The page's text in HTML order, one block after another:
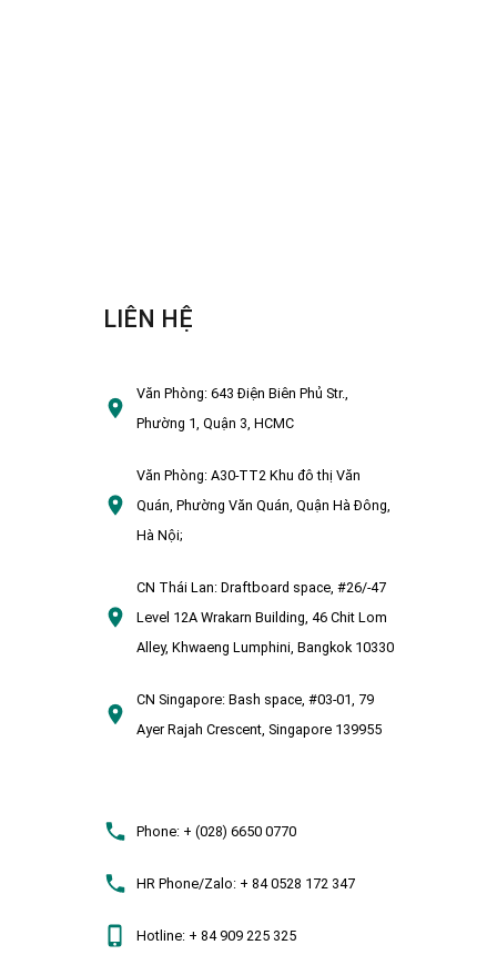
LIÊN HỆ
Văn Phòng:643 Điện Biên Phủ Str.,
Phường 1, Quận 3, HCMC
Văn Phòng:A30-TT2 Khu đô thị Văn
Quán, Phường Văn Quán, Quận Hà Đông,
Hà Nội;
CN Thái Lan: Draftboard space, #26/-47
Level 12A Wrakarn Building, 46 Chit Lom
Alley, Khwaeng Lumphini, Bangkok 10330
CN Singapore: Bash space, #03-01, 79
Ayer Rajah Crescent, Singapore 139955
Phone:+ (028) 6650 0770
HR Phone/Zalo:+ 84 0528 172 347
Hotline:+ 84 909 225 325